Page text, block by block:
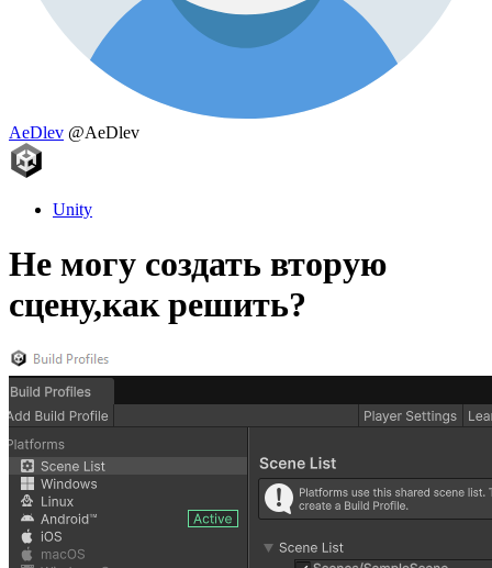
AeDlev @AeDlev
Unity
Не могу создать вторую
сцену,как решить?